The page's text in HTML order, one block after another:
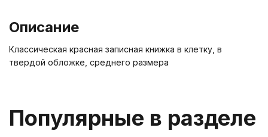
Описание
Классическая красная записная книжка в клетку, в
твердой обложке, среднего размера
Популярные в разделе